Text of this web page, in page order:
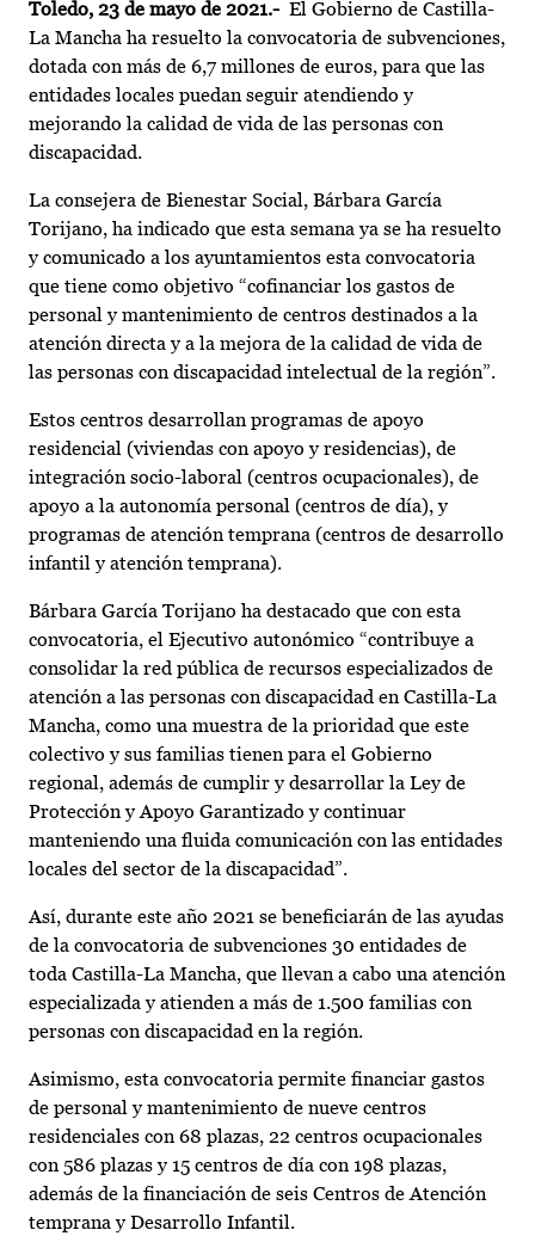
Toledo, 23 de mayo de 2021.- El Gobierno de Castilla-
La Mancha ha resuelto la convocatoria de subvenciones,
dotada con más de 6,7 millones de euros, para que las
entidades locales puedan seguir atendiendo y
mejorando la calidad de vida de las personas con
discapacidad.
La consejera de Bienestar Social, Bárbara García
Torijano, ha indicado que esta semana ya se ha resuelto
y comunicado a los ayuntamientos esta convocatoria
que tiene como objetivo “cofinanciar los gastos de
personal y mantenimiento de centros destinados a la
atención directa y a la mejora de la calidad de vida de
las personas con discapacidad intelectual de la región”.
Estos centros desarrollan programas de apoyo
residencial (viviendas con apoyo y residencias), de
integración socio-laboral (centros ocupacionales), de
apoyo a la autonomía personal (centros de día), y
programas de atención temprana (centros de desarrollo
infantil y atención temprana).
Bárbara García Torijano ha destacado que con esta
convocatoria, el Ejecutivo autonómico “contribuye a
consolidar la red pública de recursos especializados de
atención a las personas con discapacidad en Castilla-La
Mancha, como una muestra de la prioridad que este
colectivo y sus familias tienen para el Gobierno
regional, además de cumplir y desarrollar la Ley de
Protección y Apoyo Garantizado y continuar
manteniendo una fluida comunicación con las entidades
locales del sector de la discapacidad”.
Así, durante este año 2021 se beneficiarán de las ayudas
de la convocatoria de subvenciones 30 entidades de
toda Castilla-La Mancha, que llevan a cabo una atención
especializada y atienden a más de 1.500 familias con
personas con discapacidad en la región.
Asimismo, esta convocatoria permite financiar gastos
de personal y mantenimiento de nueve centros
residenciales con 68 plazas, 22 centros ocupacionales
con 586 plazas y 15 centros de día con 198 plazas,
además de la financiación de seis Centros de Atención
temprana y Desarrollo Infantil.